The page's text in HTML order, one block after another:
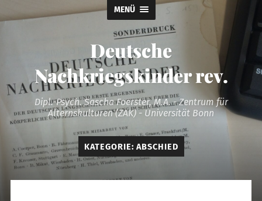
MENÜ
Deutsche
Nachkriegskinder rev.
Dipl.-Psych. Sascha Foerster, M.A. - Zentrum für
Alternskulturen (ZAK) - Universität Bonn
KATEGORIE: ABSCHIED